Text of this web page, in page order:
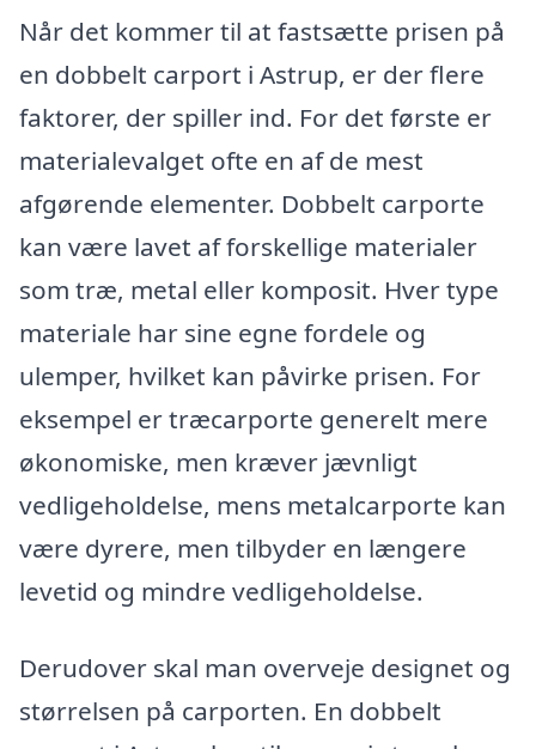
Når det kommer til at fastsætte prisen på
en dobbelt carport i Astrup, er der flere
faktorer, der spiller ind. For det første er
materialevalget ofte en af de mest
afgørende elementer. Dobbelt carporte
kan være lavet af forskellige materialer
som træ, metal eller komposit. Hver type
materiale har sine egne fordele og
ulemper, hvilket kan påvirke prisen. For
eksempel er træcarporte generelt mere
økonomiske, men kræver jævnligt
vedligeholdelse, mens metalcarporte kan
være dyrere, men tilbyder en længere
levetid og mindre vedligeholdelse.
Derudover skal man overveje designet og
størrelsen på carporten. En dobbelt